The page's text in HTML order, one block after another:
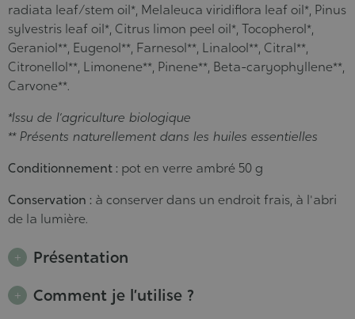
radiata leaf/stem oil*, Melaleuca viridiflora leaf oil*, Pinus
sylvestris leaf oil*, Citrus limon peel oil*, Tocopherol*,
Geraniol**, Eugenol**, Farnesol**, Linalool**, Citral**,
Citronellol**, Limonene**, Pinene**, Beta-caryophyllene**,
Carvone**.
*Issu de l’agriculture biologique
** Présents naturellement dans les huiles essentielles
Conditionnement : pot en verre ambré 50 g
Conservation : à conserver dans un endroit frais, à l'abri
de la lumière.
Présentation
Comment je l’utilise ?